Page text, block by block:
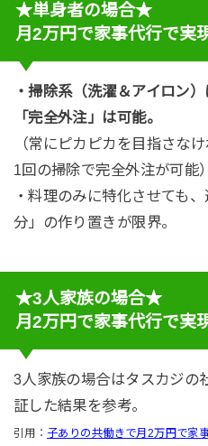
★単身者の場合★
月2万円で家事代行で実
・掃除系（洗濯＆アイロン
「完全外注」は可能。
（常にピカピカを目指さな
1回の掃除で完全外注が可能）
・料理のみに特化させても
分」の作り置きが限界。
★3人家族の場合★
月2万円で家事代行で実
3人家族の場合はタスカジの
証した結果を参考。
引用：子ありの共働きで月2万円で家